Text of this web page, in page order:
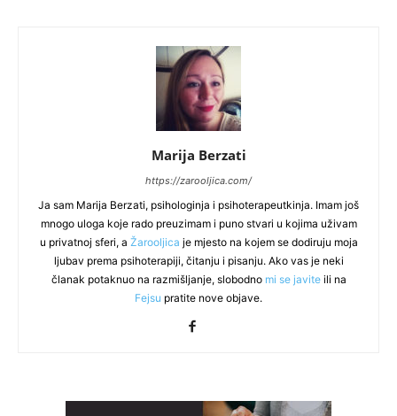
Marija Berzati
https://zarooljica.com/
Ja sam Marija Berzati, psihologinja i psihoterapeutkinja. Imam još
mnogo uloga koje rado preuzimam i puno stvari u kojima uživam
u privatnoj sferi, a Žarooljica je mjesto na kojem se dodiruju moja
ljubav prema psihoterapiji, čitanju i pisanju. Ako vas je neki
članak potaknuo na razmišljanje, slobodno mi se javiteili na
Fejsu pratite nove objave.